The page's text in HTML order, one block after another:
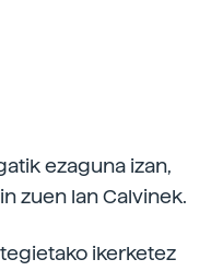
ezaguna izan,
zuen lan Calvinek.
ikerketez